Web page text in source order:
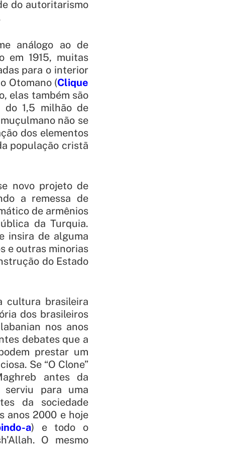
do autoritarismo
análogo ao de
em 1915, muitas
para o interior
Otomano (Clique
elas também são
do 1,5 milhão de
não se
dos elementos
população cristã
novo projeto de
a remessa de
de armênios
da Turquia.
insira de alguma
e outras minorias
do Estado
cultura brasileira
dos brasileiros
nos anos
debates que a
prestar um
Se “O Clone”
antes da
serviu para uma
da sociedade
anos 2000 e hoje
a) e todo o
. O mesmo